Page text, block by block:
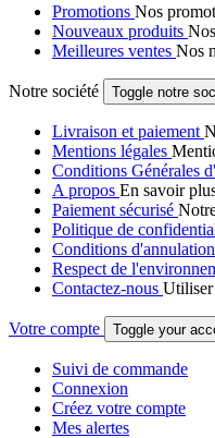
Promotions Nos
Nouveaux produits
Meilleures ventes Nos
Notre société Toggle notre
Livraison et paiement
Mentions légales
Conditions Générales
A propos En savoir
Paiement sécurisé
Politique de
Conditions d'annulation
Respect de
Contactez-nous Utiliser
Votre compte Toggle your
Suivi de commande
Connexion
Créez votre compte
Mes alertes